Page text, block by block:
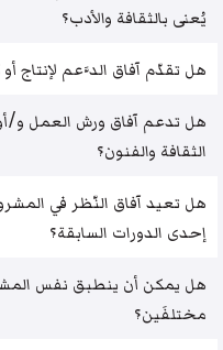
يُعنى بالثقافة والأدب؟
هل تقدّم آفاق الدَّعم لإنتاج أو
هل تدعم آفاق ورش العمل و/
الثقافة والفنون؟
هل تعيد آفاق النّظر في
إحدى الدورات السابقة؟
هل يمكن أن ينطبق نفس
مختلفَين؟